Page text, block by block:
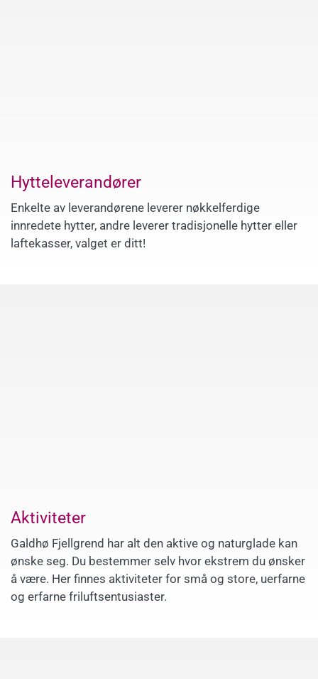
Hytteleverandører
Enkelte av leverandørene leverer nøkkelferdige
innredete hytter, andre leverer tradisjonelle hytter eller
laftekasser, valget er ditt!
Aktiviteter
Galdhø Fjellgrend har alt den aktive og naturglade kan
ønske seg. Du bestemmer selv hvor ekstrem du ønsker
å være. Her finnes aktiviteter for små og store, uerfarne
og erfarne friluftsentusiaster.